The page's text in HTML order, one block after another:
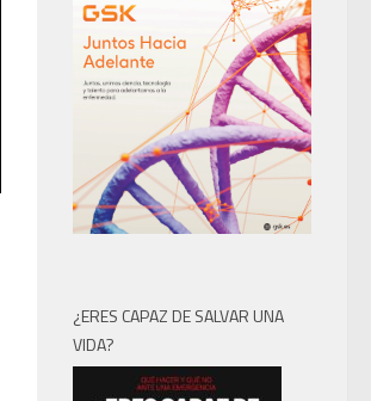
¿ERES CAPAZ DE SALVAR UNA
VIDA?